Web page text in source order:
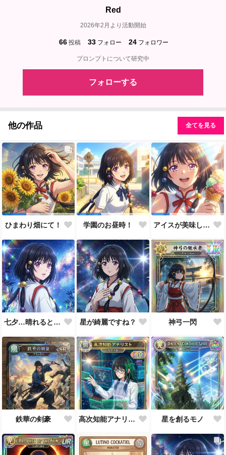
Red
2026年2月より活動開始
66 投稿 33 フォロー 24 フォロワー
プロンプトについて研究中
フォローする
他の作品 全てを見る
ひまわり畑にて！ 学園のお昼時！ アイスが美味しい季節です
七夕…晴れると良いなぁ。 星が綺麗ですね？ 神弓一閃
鉄華の剣豪 高次知能アナリスト MEI（Mathematical Electronic Intelligenc） 星を創るモノ